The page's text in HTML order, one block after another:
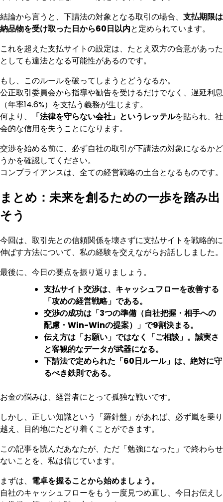
結論から言うと、下請法の対象となる取引の場合、 支払期限は
納品物を受け取った日から60日以内と定められています。
これを超えた支払サイトの設定は、たとえ双方の合意があった
としても違法となる可能性があるのです。
もし、このルールを破ってしまうとどうなるか。
公正取引委員会から指導や勧告を受けるだけでなく、遅延利息
（年率14.6%）を支払う義務が生じます。
何より、
「法律を守らない会社」というレッテルを貼られ、社
会的な信用を失うことになります。
交渉を始める前に、必ず自社の取引が下請法の対象になるかど
うかを確認してください。
コンプライアンスは、全ての経営戦略の土台となるものです。
まとめ：未来を創るための一歩を踏み出
そう
今回は、取引先との信頼関係を壊さずに支払サイトを戦略的に
伸ばす方法について、私の経験を交えながらお話ししました。
最後に、今日の要点を振り返りましょう。
支払サイト交渉は、キャッシュフローを改善する
「攻めの経営戦略」である。
交渉の成功は「3つの準備（自社把握・相手への
配慮・Win-Winの提案）」で9割決まる。
伝え方は「お願い」ではなく「ご相談」。誠実さ
と客観的なデータが武器になる。
下請法で定められた「60日ルール」は、絶対に守
るべき鉄則である。
お金の悩みは、経営者にとって孤独な戦いです。
しかし、正しい知識という「羅針盤」があれば、必ず嵐を乗り
越え、目的地にたどり着くことができます。
この記事を読んだあなたが、ただ「勉強になった」で終わらせ
ないことを、私は信じています。
まずは、 電卓を握ることから始めましょう。
自社のキャッシュフローをもう一度見つめ直し、今日お伝えし